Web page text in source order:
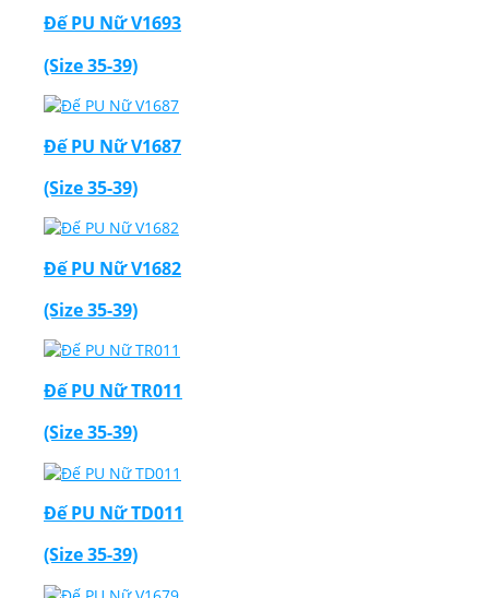
Đế PU Nữ V1693
(Size 35-39)
Đế PU Nữ V1687
(Size 35-39)
Đế PU Nữ V1682
(Size 35-39)
Đế PU Nữ TR011
(Size 35-39)
Đế PU Nữ TD011
(Size 35-39)